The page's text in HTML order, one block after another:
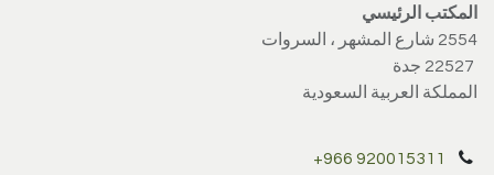
المكتب الرئيسي
2554 شارع المشهر ، السروات
المملكة العربية السعودية
+966 920015311